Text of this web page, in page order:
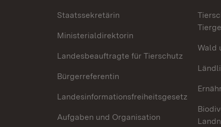
Staatssekretärin
Ministerialdirektorin
Landesbeauftragte für Tierschutz
Bürgerreferentin
Landesinformationsfreiheitsgesetz
Aufgaben und Organisation
Wald